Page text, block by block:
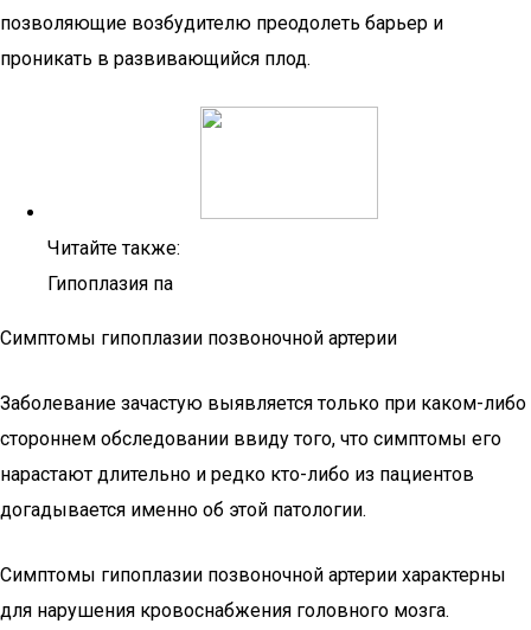
позволяющие возбудителю преодолеть барьер и
проникать в развивающийся плод.
Читайте также:
Гипоплазия па
Симптомы гипоплазии позвоночной артерии
Заболевание зачастую выявляется только при каком-либо
стороннем обследовании ввиду того, что симптомы его
нарастают длительно и редко кто-либо из пациентов
догадывается именно об этой патологии.
Симптомы гипоплазии позвоночной артерии характерны
для нарушения кровоснабжения головного мозга.